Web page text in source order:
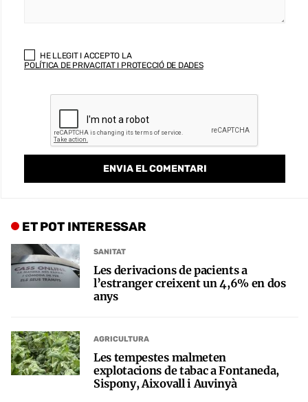
HE LLEGIT I ACCEPTO LA
POLÍTICA DE PRIVACITAT I PROTECCIÓ DE DADES
ET POT INTERESSAR
SANITAT
Les derivacions de pacients a
l’estranger creixent un 4,6% en dos
anys
AGRICULTURA
Les tempestes malmeten
explotacions de tabac a Fontaneda,
Sispony, Aixovall i Auvinyà